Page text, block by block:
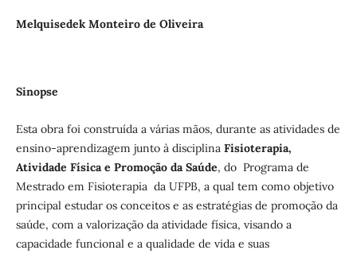
Melquisedek Monteiro de Oliveira
Sinopse
Esta obra foi construída a várias mãos, durante as atividades de
ensino-aprendizagem junto à disciplina Fisioterapia,
Atividade Física e Promoção da Saúde, do Programa de
Mestrado em Fisioterapia da UFPB, a qual tem como objetivo
principal estudar os conceitos e as estratégias de promoção da
saúde, com a valorização da atividade física, visando a
capacidade funcional e a qualidade de vida e suas